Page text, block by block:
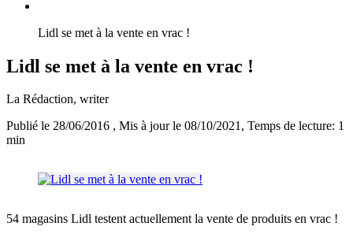
Lidl se met à la vente en vrac !
Lidl se met à la vente en vrac !
La Rédaction, writer
Publié le 28/06/2016 , Mis à jour le 08/10/2021, Temps de lecture: 1
min
54 magasins Lidl testent actuellement la vente de produits en vrac !